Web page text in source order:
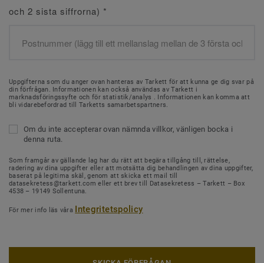
och 2 sista siffrorna) *
Uppgifterna som du anger ovan hanteras av Tarkett för att kunna ge dig svar på
din förfrågan. Informationen kan också användas av Tarkett i
marknadsföringssyfte och för statistik/analys . Informationen kan komma att
bli vidarebefordrad till Tarketts samarbetspartners.
Om du inte accepterar ovan nämnda villkor, vänligen bocka i
denna ruta.
Som framgår av gällande lag har du rätt att begära tillgång till, rättelse,
radering av dina uppgifter eller att motsätta dig behandlingen av dina uppgifter,
baserat på legitima skäl, genom att skicka ett mail till
datasekretess@tarkett.com eller ett brev till Datasekretess – Tarkett – Box
4538 – 19149 Sollentuna.
För mer info läs våra Integritetspolicy